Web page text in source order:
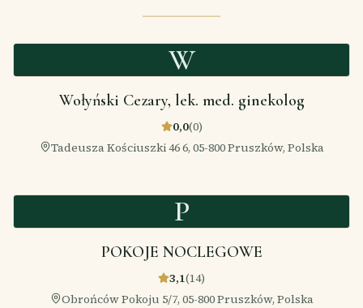
W
Wołyński Cezary, lek. med. ginekolog
0,0(0)
Tadeusza Kościuszki 46 6, 05-800 Pruszków, Polska
P
POKOJE NOCLEGOWE
3,1(14)
Obrońców Pokoju 5/7, 05-800 Pruszków, Polska